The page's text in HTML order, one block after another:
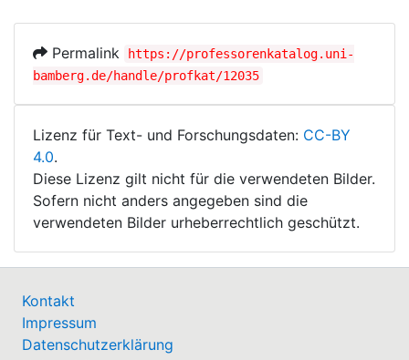
Permalink
https://professorenkatalog.uni-
bamberg.de/handle/profkat/12035
Lizenz für Text- und Forschungsdaten: CC-BY
4.0.
Diese Lizenz gilt nicht für die verwendeten Bilder.
Sofern nicht anders angegeben sind die
verwendeten Bilder urheberrechtlich geschützt.
Kontakt
Impressum
Datenschutzerklärung